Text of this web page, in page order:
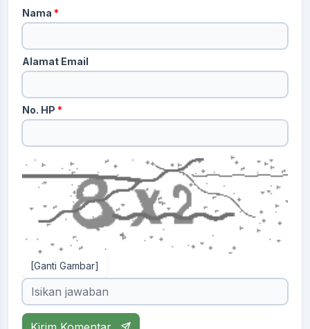
Nama *
Alamat Email
No. HP *
[Ganti Gambar]